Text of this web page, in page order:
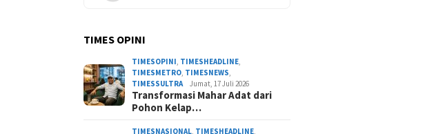
TIMES OPINI
TIMESOPINI, TIMESHEADLINE,
TIMESMETRO, TIMESNEWS,
TIMESSULTRA
Jumat, 17 Juli 2026
Transformasi Mahar Adat dari
Pohon Kelap…
TIMESNASIONAL, TIMESHEADLINE,